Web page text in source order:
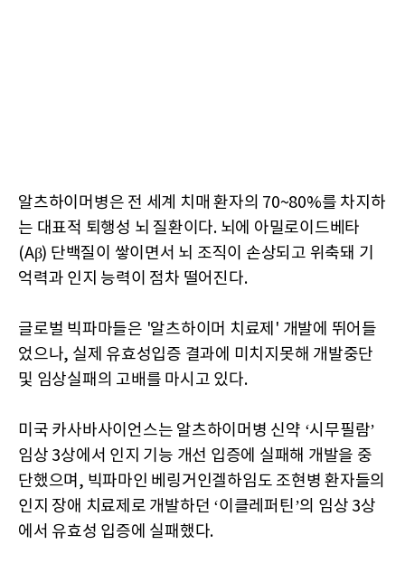
알츠하이머병은 전 세계 치매 환자의 70~80%를 차지하
는 대표적 퇴행성 뇌 질환이다. 뇌에 아밀로이드베타
(Aβ) 단백질이 쌓이면서 뇌 조직이 손상되고 위축돼 기
억력과 인지 능력이 점차 떨어진다.
글로벌 빅파마들은 '알츠하이머 치료제' 개발에 뛰어들
었으나, 실제 유효성입증 결과에 미치지못해 개발중단
및 임상실패의 고배를 마시고 있다.
미국 카사바사이언스는 알츠하이머병 신약 ‘시무필람’
임상 3상에서 인지 기능 개선 입증에 실패해 개발을 중
단했으며, 빅파마인 베링거인겔하임도 조현병 환자들의
인지 장애 치료제로 개발하던 ‘이클레퍼틴’의 임상 3상
에서 유효성 입증에 실패했다.